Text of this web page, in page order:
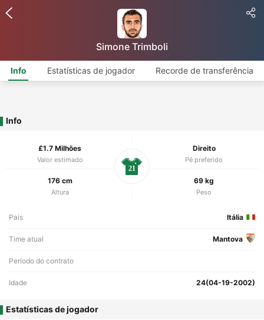
Simone Trimboli
Info Estatísticas de jogador Recorde de transferência
Info
£1.7 Milhões
Valor estimado
Direito
Pé preferido
176 cm
Altura
69 kg
Peso
21
País Itália
Time atual Mantova
Período do contrato
Idade 24(04-19-2002)
Estatísticas de jogador